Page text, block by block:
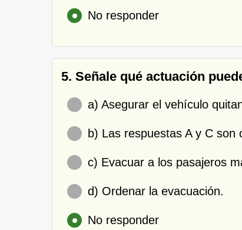
No responder
5. Señale qué actuación
a) Asegurar el vehículo
b) Las respuestas A y C son
c) Evacuar a los pasajeros
d) Ordenar la evacuación.
No responder